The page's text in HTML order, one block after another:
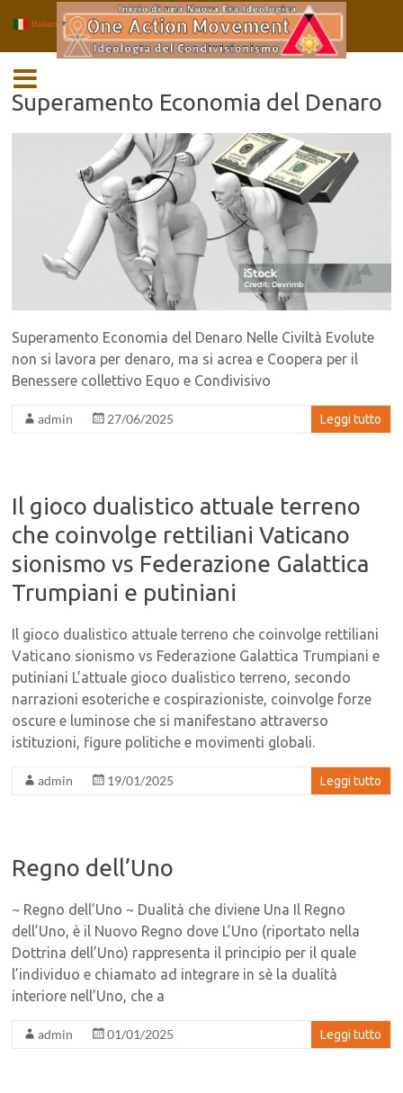
contenuto
Superamento Economia del Denaro
Superamento Economia del Denaro Nelle Civiltà Evolute
non si lavora per denaro, ma si acrea e Coopera per il
Benessere collettivo Equo e Condivisivo
admin 27/06/2025 Leggi tutto
Il gioco dualistico attuale terreno
che coinvolge rettiliani Vaticano
sionismo vs Federazione Galattica
Trumpiani e putiniani
Il gioco dualistico attuale terreno che coinvolge rettiliani
Vaticano sionismo vs Federazione Galattica Trumpiani e
putiniani L’attuale gioco dualistico terreno, secondo
narrazioni esoteriche e cospirazioniste, coinvolge forze
oscure e luminose che si manifestano attraverso
istituzioni, figure politiche e movimenti globali.
admin 19/01/2025 Leggi tutto
Regno dell’Uno
~ Regno dell’Uno ~ Dualità che diviene Una Il Regno
dell’Uno, è il Nuovo Regno dove L’Uno (riportato nella
Dottrina dell’Uno) rappresenta il principio per il quale
l’individuo e chiamato ad integrare in sè la dualità
interiore nell’Uno, che a
admin 01/01/2025 Leggi tutto
Italian ▼